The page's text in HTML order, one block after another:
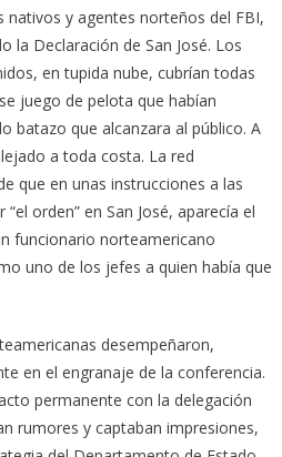
y agentes norteños del FBI,
la Declaración de San José. Los
en tupida nube, cubrían todas
juego de pelota que habían
batazo que alcanzara al público. A
a toda costa. La red
que en unas instrucciones a las
orden” en San José, aparecía el
funcionario norteamericano
uno de los jefes a quien había que
desempeñaron,
en el engranaje de la conferencia.
permanente con la delegación
rumores y captaban impresiones,